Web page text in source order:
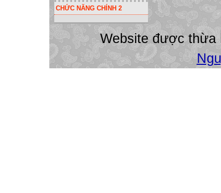
CHỨC NĂNG CHÍNH 2
Website được